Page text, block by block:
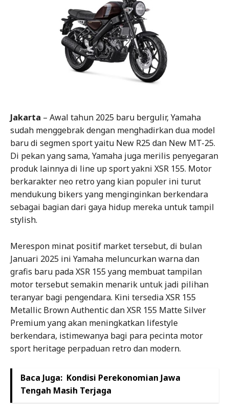
Jakarta – Awal tahun 2025 baru bergulir, Yamaha
sudah menggebrak dengan menghadirkan dua model
baru di segmen sport yaitu New R25 dan New MT-25.
Di pekan yang sama, Yamaha juga merilis penyegaran
produk lainnya di line up sport yakni XSR 155. Motor
berkarakter neo retro yang kian populer ini turut
mendukung bikers yang menginginkan berkendara
sebagai bagian dari gaya hidup mereka untuk tampil
stylish.
Merespon minat positif market tersebut, di bulan
Januari 2025 ini Yamaha meluncurkan warna dan
grafis baru pada XSR 155 yang membuat tampilan
motor tersebut semakin menarik untuk jadi pilihan
teranyar bagi pengendara. Kini tersedia XSR 155
Metallic Brown Authentic dan XSR 155 Matte Silver
Premium yang akan meningkatkan lifestyle
berkendara, istimewanya bagi para pecinta motor
sport heritage perpaduan retro dan modern.
Baca Juga: Kondisi Perekonomian Jawa
Tengah Masih Terjaga